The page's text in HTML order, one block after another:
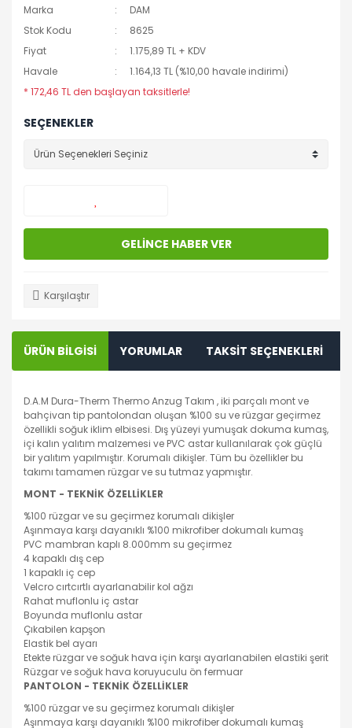
Marka
DAM
Stok Kodu
8625
Fiyat
1.175,89 TL + KDV
Havale
1.164,13 TL (%10,00 havale indirimi)
* 172,46 TL den başlayan taksitlerle!
SEÇENEKLER
GELİNCE HABER VER
Karşılaştır
ÜRÜN BİLGİSİ YORUMLAR TAKSİT SEÇENEKLERİ
D.A.M Dura-Therm Thermo Anzug Takım , iki parçalı mont ve
bahçivan tip pantolondan oluşan %100 su ve rüzgar geçirmez
özellikli soğuk iklim elbisesi. Dış yüzeyi yumuşak dokuma kumaş,
içi kalın yalıtım malzemesi ve PVC astar kullanılarak çok güçlü
bir yalıtım yapılmıştır. Korumalı dikişler. Tüm bu özellikler bu
takımı tamamen rüzgar ve su tutmaz yapmıştır.
MONT - TEKNİK ÖZELLİKLER
%100 rüzgar ve su geçirmez korumalı dikişler
Aşınmaya karşı dayanıklı %100 mikrofiber dokumalı kumaş
PVC mambran kaplı 8.000mm su geçirmez
4 kapaklı dış cep
1 kapaklı iç cep
Velcro cırtcırtlı ayarlanabilir kol ağzı
Rahat muflonlu iç astar
Boyunda muflonlu astar
Çıkabilen kapşon
Elastik bel ayarı
Etekte rüzgar ve soğuk hava için karşı ayarlanabilen elastiki şerit
Rüzgar ve soğuk hava koruyuculu ön fermuar
PANTOLON - TEKNİK ÖZELLİKLER
%100 rüzgar ve su geçirmez korumalı dikişler
Aşınmaya karşı dayanıklı %100 mikrofiber dokumalı kumaş